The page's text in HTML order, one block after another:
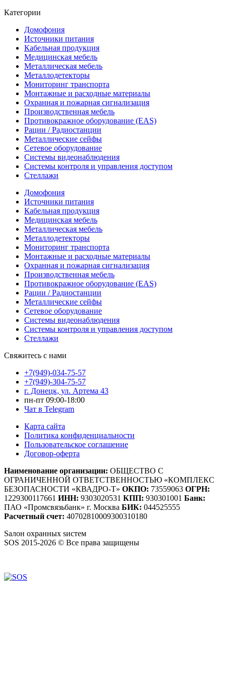
Категории
Домофония
Источники питания
Кабельная продукция
Медицинская мебель
Металлическая мебель
Металлодетекторы
Мониторинг транспорта
Монтажные и расходные материалы
Охранная и пожарная сигнализация
Производственная мебель
Противокражное оборудование (EAS)
Рации / Радиостанции
Металлические сейфы
Сетевое оборудование
Системы видеонаблюдения
Системы контроля и управления доступом
Стеллажи
Домофония
Источники питания
Кабельная продукция
Медицинская мебель
Металлическая мебель
Металлодетекторы
Мониторинг транспорта
Монтажные и расходные материалы
Охранная и пожарная сигнализация
Производственная мебель
Противокражное оборудование (EAS)
Рации / Радиостанции
Металлические сейфы
Сетевое оборудование
Системы видеонаблюдения
Системы контроля и управления доступом
Стеллажи
Свяжитесь с нами
+7(949)-034-75-57
+7(949)-304-75-57
г. Донецк, ул. Артема 43
пн-пт 09:00-18:00
Чат в Telegram
Карта сайта
Политика конфиденциальности
Пользовательское соглашение
Договор-оферта
Наименование организации: ОБЩЕСТВО С
ОГРАНИЧЕННОЙ ОТВЕТСТВЕННОСТЬЮ «КОМПЛЕКС
БЕЗОПАСНОСТИ «КВАДРО-Т» ОКПО: 73559063 ОГРН:
1229300117661 ИНН: 9303020531 КПП: 930301001 Банк:
ПАО «Промсвязьбанк» г. Москва БИК: 044525555
Расчетный счет: 40702810009300310180
Sалон охранных sистем
SOS 2015-2026 © Все права защищены